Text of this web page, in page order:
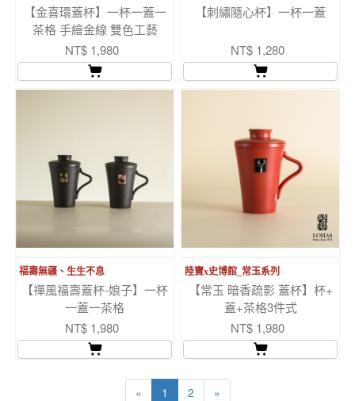
【金喜環蓋杯】一杯一蓋一
茶格 手繪金線 雙色工藝
NT$ 1,980
【刺繡隨心杯】一杯一蓋
NT$ 1,280
福壽無疆、生生不息
【禪風福壽蓋杯-娘子】一杯
一蓋一茶格
NT$ 1,980
陸寶x史博館_常玉系列
【常玉 暗香疏影 蓋杯】杯+
蓋+茶格3件式
NT$ 1,980
« 1 2 »